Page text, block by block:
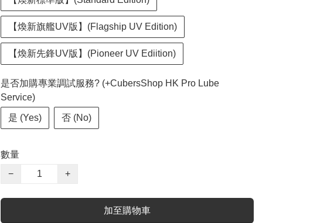
【煥新旗艦UV版】(Flagship UV Edition)
【煥新先鋒UV版】(Pioneer UV Ediition)
是否加購專業調試服務? (+CubersShop HK Pro Lube
Service)
是 (Yes) 否 (No)
數量
−
+
加至購物車